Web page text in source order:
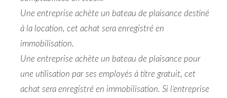
Une entreprise achète un bateau de plaisance destiné
à la location, cet achat sera enregistré en
immobilisation.
Une entreprise achète un bateau de plaisance pour
une utilisation par ses employés à titre gratuit, cet
achat sera enregistré en immobilisation. Si l’entreprise